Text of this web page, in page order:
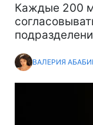
Каждые 200
ВАЛЕРИЯ